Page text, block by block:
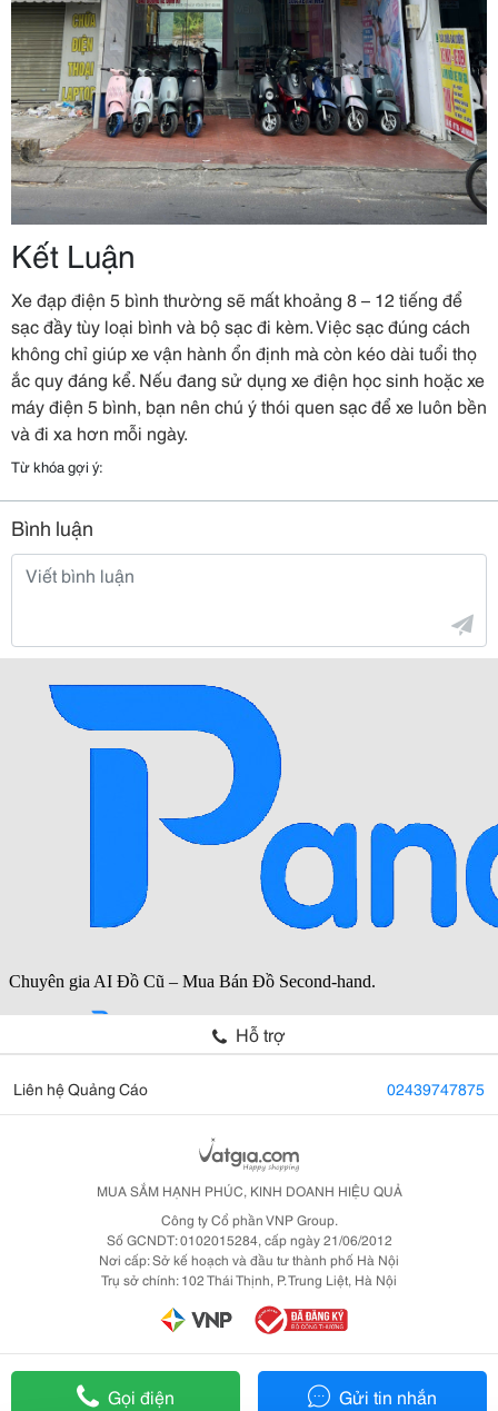
Kết Luận
Xe đạp điện 5 bình thường sẽ mất khoảng 8 – 12 tiếng để
sạc đầy tùy loại bình và bộ sạc đi kèm. Việc sạc đúng cách
không chỉ giúp xe vận hành ổn định mà còn kéo dài tuổi thọ
ắc quy đáng kể. Nếu đang sử dụng xe điện học sinh hoặc xe
máy điện 5 bình, bạn nên chú ý thói quen sạc để xe luôn bền
và đi xa hơn mỗi ngày.
Từ khóa gợi ý:
Bình luận
Gọi điện Gửi tin nhắn
Hỗ trợ
Liên hệ Quảng Cáo 02439747875
MUA SẮM HẠNH PHÚC, KINH DOANH HIỆU QUẢ
Công ty Cổ phần VNP Group.
Số GCNDT: 0102015284, cấp ngày 21/06/2012
Nơi cấp: Sở kế hoạch và đầu tư thành phố Hà Nội
Trụ sở chính: 102 Thái Thịnh, P. Trung Liệt, Hà Nội